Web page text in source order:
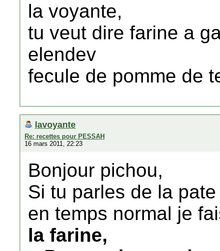
la voyante,
tu veut dire farine a
elendev
fecule de pomme de
lavoyante
Re: recettes pour PESSAH
16 mars 2011, 22:23
Bonjour pichou,
Si tu parles de la
en temps normal je
la farine,